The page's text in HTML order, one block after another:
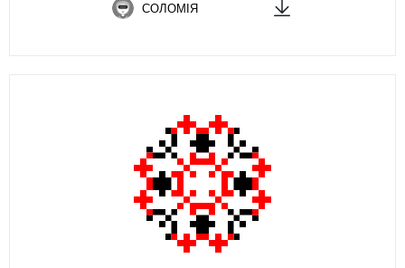
СОЛОМІЯ